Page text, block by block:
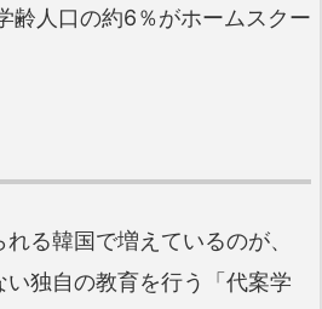
齢人口の約6％がホームスクー
る韓国で増えているのが、
独自の教育を行う「代案学